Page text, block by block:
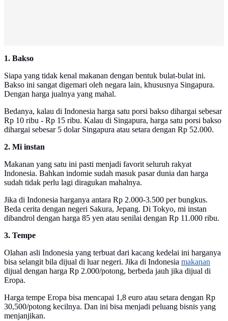
1. Bakso
Siapa yang tidak kenal makanan dengan bentuk bulat-bulat ini.
Bakso ini sangat digemari oleh negara lain, khususnya Singapura.
Dengan harga jualnya yang mahal.
Bedanya, kalau di Indonesia harga satu porsi bakso dihargai sebesar
Rp 10 ribu - Rp 15 ribu. Kalau di Singapura, harga satu porsi bakso
dihargai sebesar 5 dolar Singapura atau setara dengan Rp 52.000.
2. Mi instan
Makanan yang satu ini pasti menjadi favorit seluruh rakyat
Indonesia. Bahkan indomie sudah masuk pasar dunia dan harga
sudah tidak perlu lagi diragukan mahalnya.
Jika di Indonesia harganya antara Rp 2.000-3.500 per bungkus.
Beda cerita dengan negeri Sakura, Jepang. Di Tokyo, mi instan
dibandrol dengan harga 85 yen atau senilai dengan Rp 11.000 ribu.
3. Tempe
Olahan asli Indonesia yang terbuat dari kacang kedelai ini harganya
bisa selangit bila dijual di luar negeri. Jika di Indonesia makanan
dijual dengan harga Rp 2.000/potong, berbeda jauh jika dijual di
Eropa.
Harga tempe Eropa bisa mencapai 1,8 euro atau setara dengan Rp
30,500/potong kecilnya. Dan ini bisa menjadi peluang bisnis yang
menjanjikan.